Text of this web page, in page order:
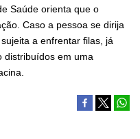
Saúde orienta que o
Caso a pessoa se dirija
a enfrentar filas, já
distribuídos em uma